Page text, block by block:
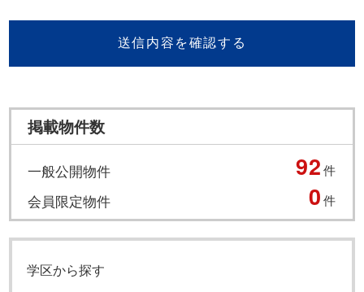
送信内容を確認する
掲載物件数
一般公開物件 92件
会員限定物件 0件
学区から探す